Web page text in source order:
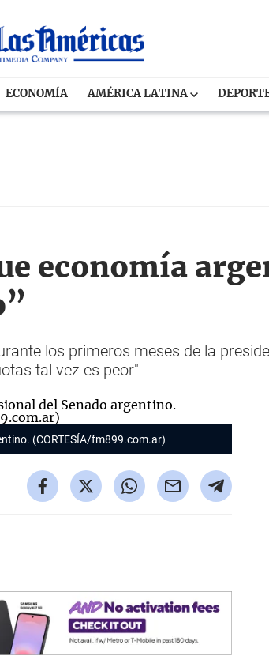
ECONOMÍA AMÉRICA LATINA
economía
los primeros meses de la
tal vez es peor"
(CORTESÍA/fm899.com.ar)